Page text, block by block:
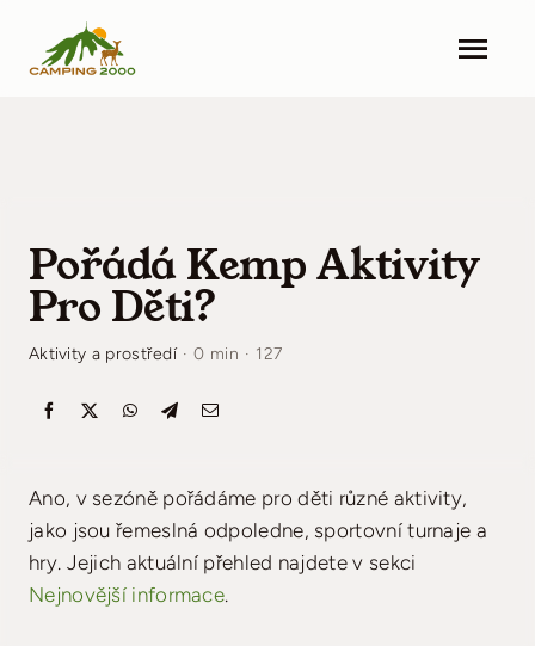
content
Zařízení
Ceník
Vyhledávání a rezervace
Pořádá Kemp Aktivity
Pro Děti?
Aktivity a prostředí · 0 min · 127
Ano, v sezóně pořádáme pro děti různé aktivity,
jako jsou řemeslná odpoledne, sportovní turnaje a
hry. Jejich aktuální přehled najdete v sekci
Nejnovější informace.